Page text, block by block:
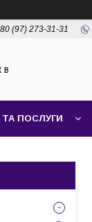
(97) 273-31-31
в
ПОСЛУГИ